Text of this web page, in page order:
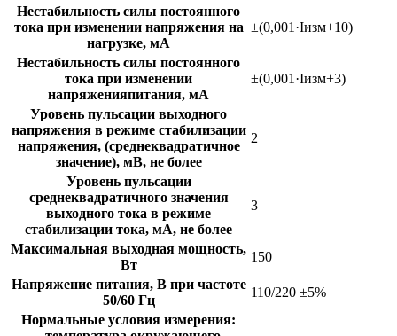
Нестабильность силы постоянного
тока при изменении напряжения на
нагрузке, мА
±(0,001·Iизм+10)
Нестабильность силы постоянного
тока при изменении
напряженияпитания, мА
±(0,001·Iизм+3)
Уровень пульсации выходного
напряжения в режиме стабилизации
напряжения, (среднеквадратичное
значение), мВ, не более
2
Уровень пульсации
среднеквадратичного значения
выходного тока в режиме
стабилизации тока, мА, не более
3
Максимальная выходная мощность,
Вт
150
Напряжение питания, В при частоте
50/60 Гц
110/220 ±5%
Нормальные условия измерения: